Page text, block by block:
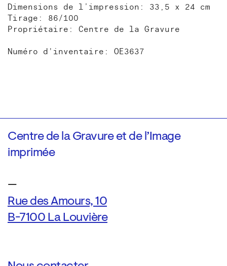
Dimensions de l’impression: 33,5 x 24 cm
Tirage: 86/100
Propriétaire: Centre de la Gravure
Numéro d'inventaire: OE3637
Centre de la Gravure et de l’Image
imprimée
—
Rue des Amours, 10
B-7100 La Louvière